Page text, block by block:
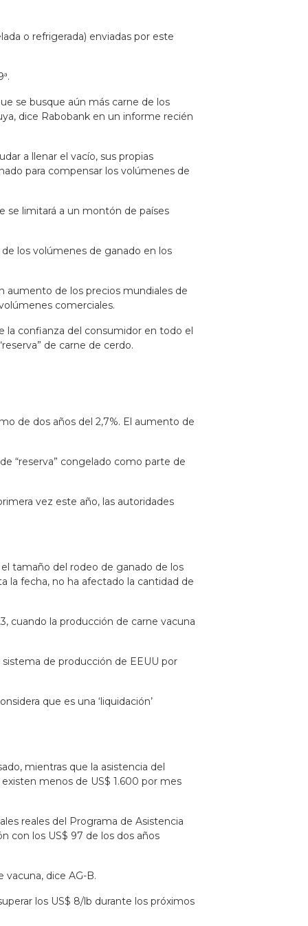
o refrigerada) enviadas por este
se busque aún más carne de los
dice Rabobank en un informe recién
a llenar el vacío, sus propias
para compensar los volúmenes de
se limitará a un montón de países
los volúmenes de ganado en los
aumento de los precios mundiales de
comerciales.
la confianza del consumidor en todo el
de carne de cerdo.
de dos años del 2,7%. El aumento de
“reserva” congelado como parte de
vez este año, las autoridades
tamaño del rodeo de ganado de los
la fecha, no ha afectado la cantidad de
cuando la producción de carne vacuna
de producción de EEUU por
que es una ‘liquidación’
mientras que la asistencia del
menos de US$ 1.600 por mes
reales del Programa de Asistencia
con los US$ 97 de los dos años
dice AG-B.
los US$ 8/lb durante los próximos